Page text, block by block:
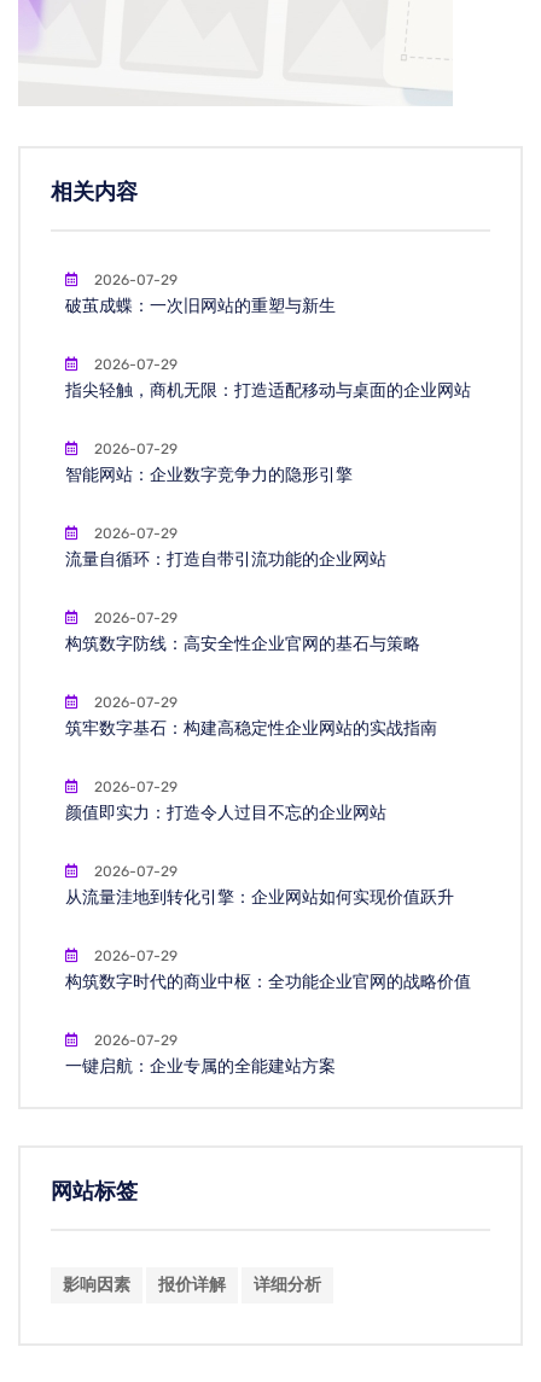
相关内容
2026-07-29
破茧成蝶：一次旧网站的重塑与新生
2026-07-29
指尖轻触，商机无限：打造适配移动与桌面的企业网站
2026-07-29
智能网站：企业数字竞争力的隐形引擎
2026-07-29
流量自循环：打造自带引流功能的企业网站
2026-07-29
构筑数字防线：高安全性企业官网的基石与策略
2026-07-29
筑牢数字基石：构建高稳定性企业网站的实战指南
2026-07-29
颜值即实力：打造令人过目不忘的企业网站
2026-07-29
从流量洼地到转化引擎：企业网站如何实现价值跃升
2026-07-29
构筑数字时代的商业中枢：全功能企业官网的战略价值
2026-07-29
一键启航：企业专属的全能建站方案
网站标签
影响因素 报价详解 详细分析